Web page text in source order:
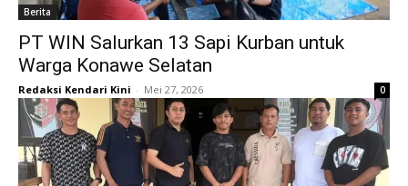
Berita
PT WIN Salurkan 13 Sapi Kurban untuk
Warga Konawe Selatan
Redaksi Kendari Kini - Mei 27, 2026 0